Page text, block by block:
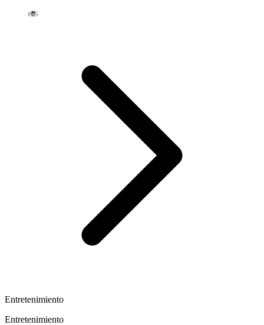
Entretenimiento
Entretenimiento